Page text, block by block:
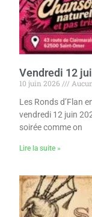
Vendredi 12
10 juin 2026
Les Ronds d’Flan
vendredi 12 juin
soirée comme on
Lire la suite »